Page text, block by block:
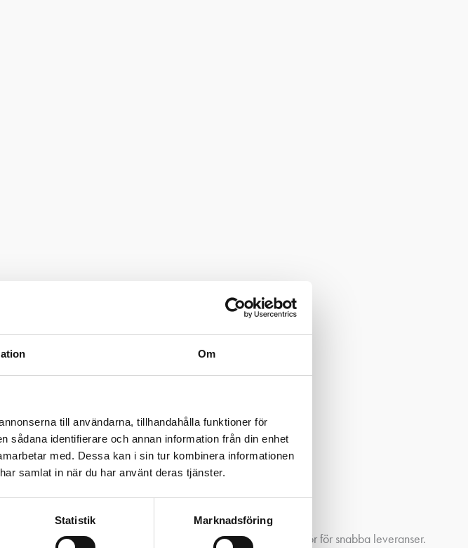
Om
till användarna, tillhandahålla funktioner för
sådana identifierare och annan information från din enhet
med. Dessa kan i sin tur kombinera informationen
samlat in när du har använt deras tjänster.
Statistik Marknadsföring
Räckvidd ca 200- 400 m.
och transportabla dieseltankar. Vi lagerför tankar och tillbehör för snabba leveranser.